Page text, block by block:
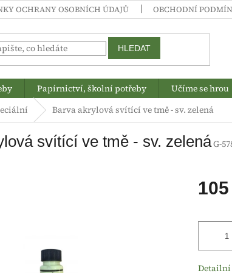
OCHRANY OSOBNÍCH ÚDAJŮ OBCHODNÍ
HLEDAT
Papírnictví, školní potřeby Učíme se hrou
Barva akrylová svítící ve tmě - sv. zelená
svítící ve tmě - sv. zelenáG-
cena: